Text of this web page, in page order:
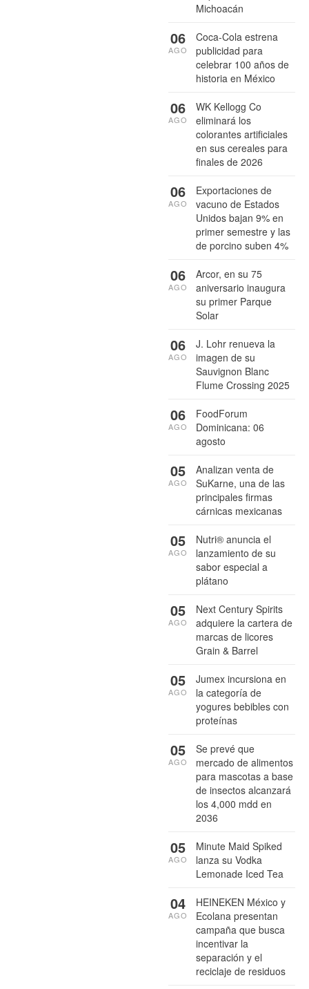
Michoacán
Coca-Cola estrena
publicidad para
celebrar 100 años de
historia en México
06
AGO
WK Kellogg Co
eliminará los
colorantes artificiales
en sus cereales para
finales de 2026
06
AGO
Exportaciones de
vacuno de Estados
Unidos bajan 9% en
primer semestre y las
de porcino suben 4%
06
AGO
Arcor, en su 75
aniversario inaugura
su primer Parque
Solar
06
AGO
J. Lohr renueva la
imagen de su
Sauvignon Blanc
Flume Crossing 2025
06
AGO
FoodForum
Dominicana: 06
agosto
06
AGO
Analizan venta de
SuKarne, una de las
principales firmas
cárnicas mexicanas
05
AGO
Nutri® anuncia el
lanzamiento de su
sabor especial a
plátano
05
AGO
Next Century Spirits
adquiere la cartera de
marcas de licores
Grain & Barrel
05
AGO
Jumex incursiona en
la categoría de
yogures bebibles con
proteínas
05
AGO
Se prevé que
mercado de alimentos
para mascotas a base
de insectos alcanzará
los 4,000 mdd en
2036
05
AGO
Minute Maid Spiked
lanza su Vodka
Lemonade Iced Tea
05
AGO
HEINEKEN México y
Ecolana presentan
campaña que busca
incentivar la
separación y el
reciclaje de residuos
04
AGO